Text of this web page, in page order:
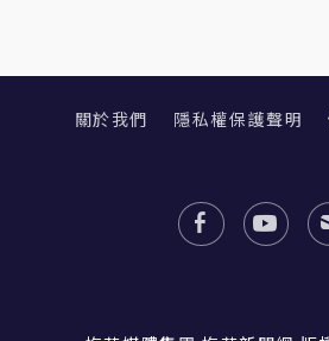
關於我們 隱私權保護聲明